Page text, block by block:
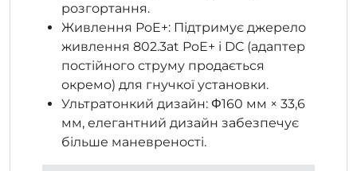
розгортання.
Живлення PoE+: Підтримує джерело
живлення 802.3at PoE+ і DC (адаптер
постійного струму продається
окремо) для гнучкої установки.
Ультратонкий дизайн: Φ160 мм × 33,6
мм, елегантний дизайн забезпечує
більше маневреності.